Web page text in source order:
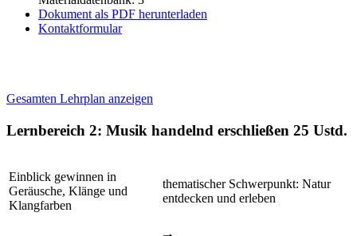
Dokument als PDF herunterladen
Kontaktformular
Gesamten Lehrplan anzeigen
Lernbereich 2: Musik handelnd erschließen 25 Ustd.
Einblick gewinnen in
Geräusche, Klänge und
Klangfarben
thematischer Schwerpunkt: Natur
entdecken und erleben